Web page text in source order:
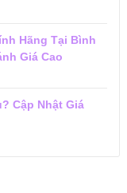
Hãng Tại Bình
Giá Cao
Cập Nhật Giá